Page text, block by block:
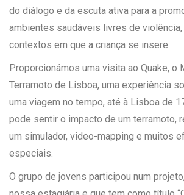
do diálogo e da escuta ativa para a
ambientes saudáveis livres de
contextos em que a criança se insere.
Proporcionámos uma visita ao Quake, o
Terramoto de Lisboa, uma experiência
uma viagem no tempo, até à Lisboa de
pode sentir o impacto de um terramoto,
um simulador, video-mapping e muitos
especiais.
O grupo de jovens participou num